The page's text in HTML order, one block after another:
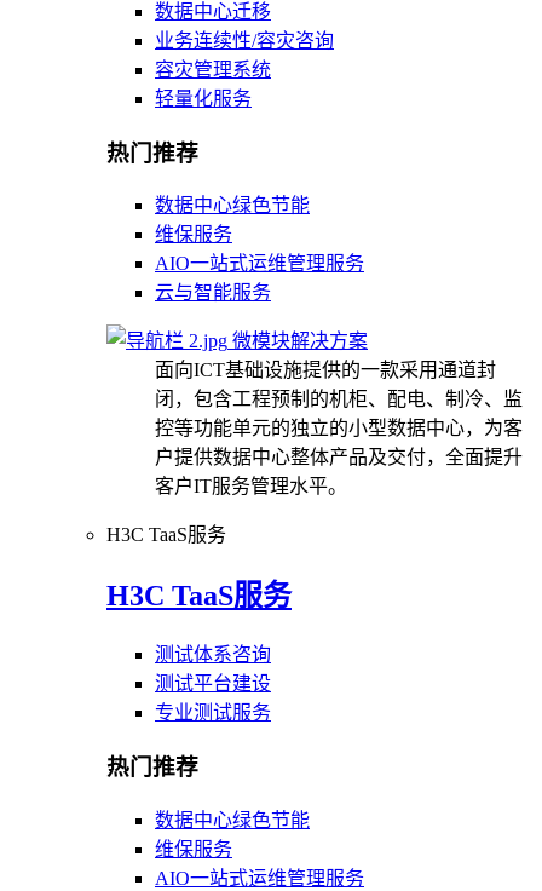
数据中心迁移
业务连续性/容灾咨询
容灾管理系统
轻量化服务
热门推荐
数据中心绿色节能
维保服务
AIO一站式运维管理服务
云与智能服务
微模块解决方案
面向ICT基础设施提供的一款采用通道封
闭，包含工程预制的机柜、配电、制冷、监
控等功能单元的独立的小型数据中心，为客
户提供数据中心整体产品及交付，全面提升
客户IT服务管理水平。
H3C TaaS服务
H3C TaaS服务
测试体系咨询
测试平台建设
专业测试服务
热门推荐
数据中心绿色节能
维保服务
AIO一站式运维管理服务